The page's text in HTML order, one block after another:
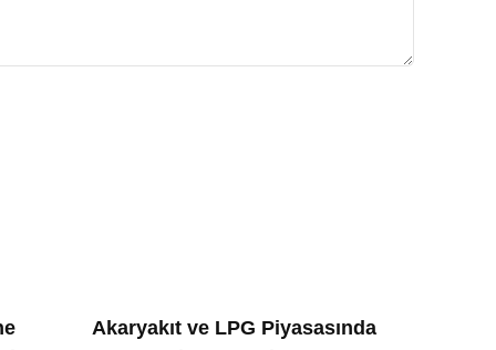
Akaryakıt ve LPG Piyasasında